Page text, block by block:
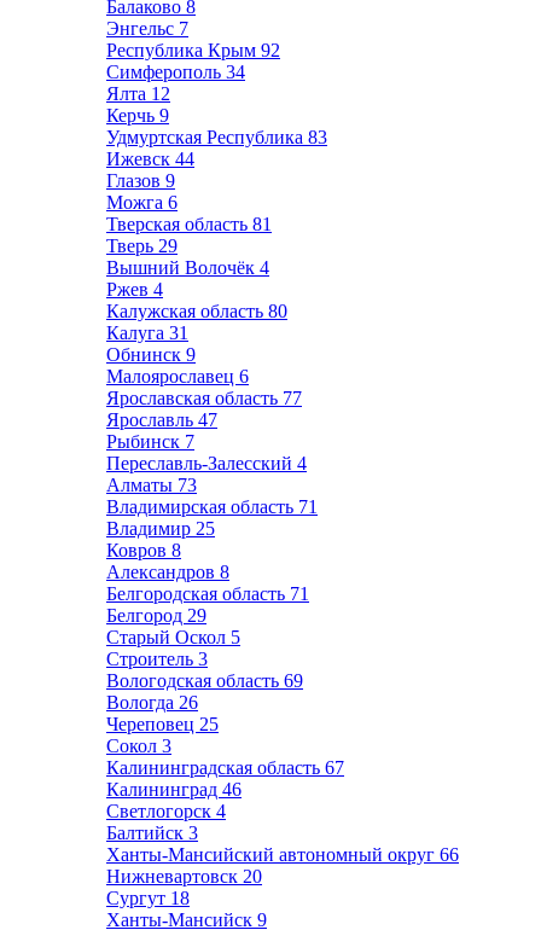
Балаково 8
Энгельс 7
Республика Крым 92
Симферополь 34
Ялта 12
Керчь 9
Удмуртская Республика 83
Ижевск 44
Глазов 9
Можга 6
Тверская область 81
Тверь 29
Вышний Волочёк 4
Ржев 4
Калужская область 80
Калуга 31
Обнинск 9
Малоярославец 6
Ярославская область 77
Ярославль 47
Рыбинск 7
Переславль-Залесский 4
Алматы 73
Владимирская область 71
Владимир 25
Ковров 8
Александров 8
Белгородская область 71
Белгород 29
Старый Оскол 5
Строитель 3
Вологодская область 69
Вологда 26
Череповец 25
Сокол 3
Калининградская область 67
Калининград 46
Светлогорск 4
Балтийск 3
Ханты-Мансийский автономный округ 66
Нижневартовск 20
Сургут 18
Ханты-Мансийск 9